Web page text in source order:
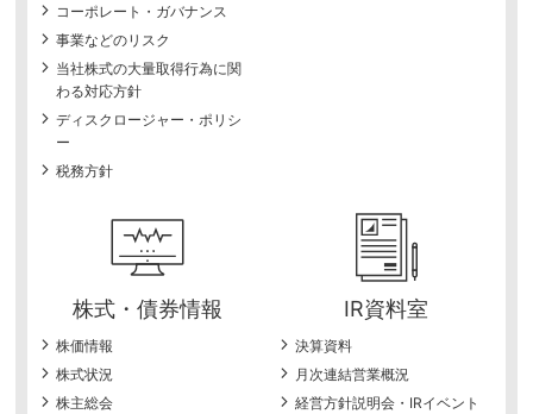
コーポレート・ガバナンス
事業などのリスク
当社株式の大量取得行為に関
わる対応方針
ディスクロージャー・ポリシ
ー
税務方針
株式・債券情報
株価情報
株式状況
株主総会
IR資料室
決算資料
月次連結営業概況
経営方針説明会・IRイベント